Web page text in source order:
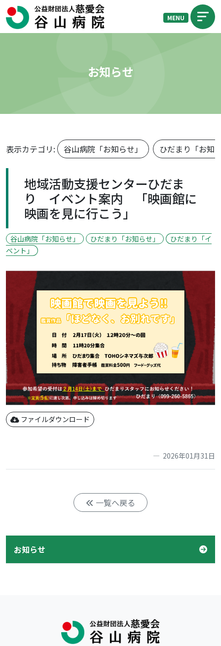
MENU
お知らせ
表示カテゴリ: 谷山病院「お知らせ」 ひだまり「お知
地域活動支援センターひだま
り イベント案内 「映画館に
映画を見に行こう」
谷山病院「お知らせ」 ひだまり「お知らせ」
ひだまり「イ
ベント」
ファイルダウンロード
2026年01月31日
一覧へ戻る
お知らせ